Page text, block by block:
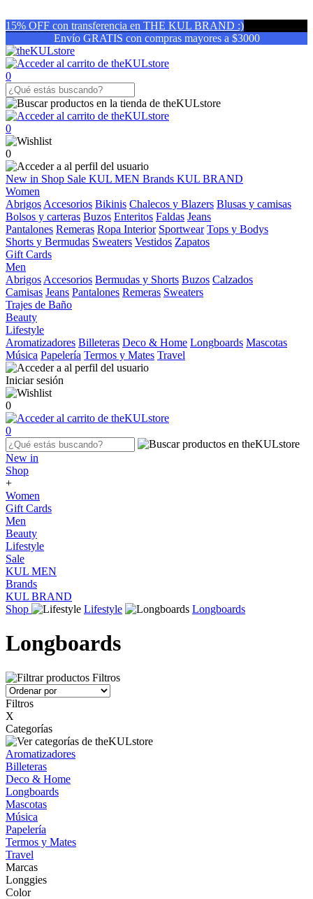
15% OFF con transferencia en THE KUL BRAND :)
Envío GRATIS con compras mayores a $3000
0
0
0
New in Shop Sale KUL MEN Brands KUL BRAND
Women
Abrigos Accesorios Bikinis Chalecos y Blazers Blusas y camisas
Bolsos y carteras Buzos Enteritos Faldas Jeans
Pantalones Remeras Ropa Interior Sportwear Tops y Bodys
Shorts y Bermudas Sweaters Vestidos Zapatos
Gift Cards
Men
Abrigos Accesorios Bermudas y Shorts Buzos Calzados
Camisas Jeans Pantalones Remeras Sweaters
Trajes de Baño
Beauty
Lifestyle
Aromatizadores Billeteras Deco & Home Longboards Mascotas
Música Papelería Termos y Mates Travel
Iniciar sesión
0
0
New in
Shop
+
Women
Gift Cards
Men
Beauty
Lifestyle
Sale
KUL MEN
Brands
KUL BRAND
Shop
Lifestyle Longboards
Longboards
Filtros
Filtros
X
Categorías
Aromatizadores
Billeteras
Deco & Home
Longboards
Mascotas
Música
Papelería
Termos y Mates
Travel
Marcas
Longgies
Color